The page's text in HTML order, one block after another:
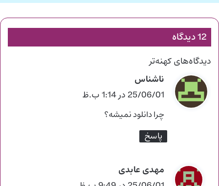
12 دیدگاه
راهبری
دیدگاه‌ها
دیدگاه‌های کهنه‌تر
ناشناس
ف
ت
25/06/01 در 1:14 ب.ظ
چرا دانلود نمیشه؟
پاسخ
مهدی عابدی